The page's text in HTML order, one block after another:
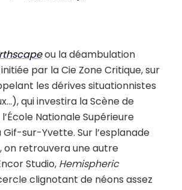
ou la déambulation
par la Cie Zone Critique, sur
les dérives situationnistes
qui investira la Scène de
Nationale Supérieure
sur-Yvette. Sur l’esplanade
on retrouvera une autre
Studio, Hemispheric
clignotant de néons assez